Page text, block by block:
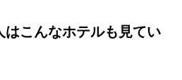
はこんなホテルも見てい